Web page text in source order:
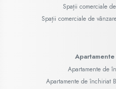
Spații comerciale
Spații comerciale de
Apartamente de
Apartamente de închiriat